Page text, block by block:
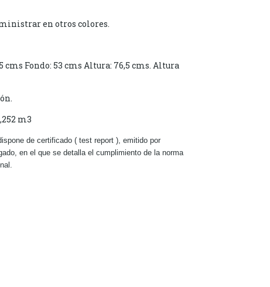
en otros colores.
cms Fondo: 53 cms Altura: 76,5 cms. Altura
m3
de certificado ( test report ), emitido por
en el que se detalla el cumplimiento de la norma